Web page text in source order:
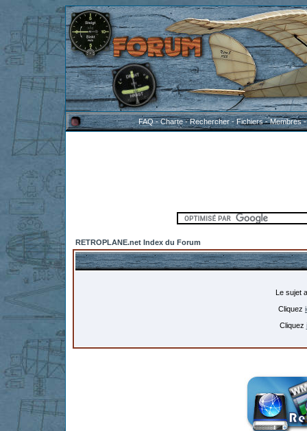
FAQ-Charte-Rechercher-Fichiers-Membres
RETROPLANE.net Index du Forum
Le sujet
Cliquez
Cliquez